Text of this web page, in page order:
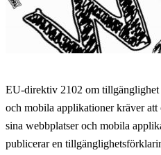
EU-direktiv 2102 om
och mobila applikationer kräver
sina webbplatser och mobila
publicerar en